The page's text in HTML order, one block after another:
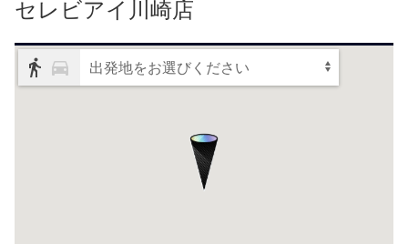
セレビアイ川崎店
出発地をお選びください